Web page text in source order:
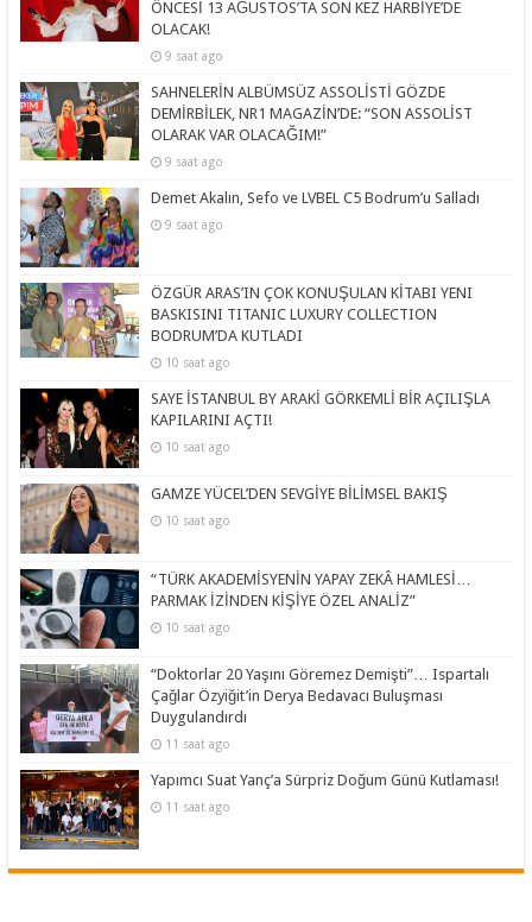
ÖNCESİ 13 AĞUSTOS’TA SON KEZ HARBİYE’DE
OLACAK!
9 saat ago
SAHNELERİN ALBÜMSÜZ ASSOLİSTİ GÖZDE
DEMİRBİLEK, NR1 MAGAZİN’DE: “SON ASSOLİST
OLARAK VAR OLACAĞIM!”
9 saat ago
Demet Akalın, Sefo ve LVBEL C5 Bodrum’u Salladı
9 saat ago
ÖZGÜR ARAS’IN ÇOK KONUŞULAN KİTABI YENI
BASKISINI TITANIC LUXURY COLLECTION
BODRUM’DA KUTLADI
10 saat ago
SAYE İSTANBUL BY ARAKİ GÖRKEMLİ BİR AÇILIŞLA
KAPILARINI AÇTI!
10 saat ago
GAMZE YÜCEL’DEN SEVGİYE BİLİMSEL BAKIŞ
10 saat ago
“TÜRK AKADEMİSYENİN YAPAY ZEKÂ HAMLESİ…
PARMAK İZİNDEN KİŞİYE ÖZEL ANALİZ”
10 saat ago
“Doktorlar 20 Yaşını Göremez Demişti”… Ispartalı
Çağlar Özyiğit’in Derya Bedavacı Buluşması
Duygulandırdı
11 saat ago
Yapımcı Suat Yanç’a Sürpriz Doğum Günü Kutlaması!
11 saat ago